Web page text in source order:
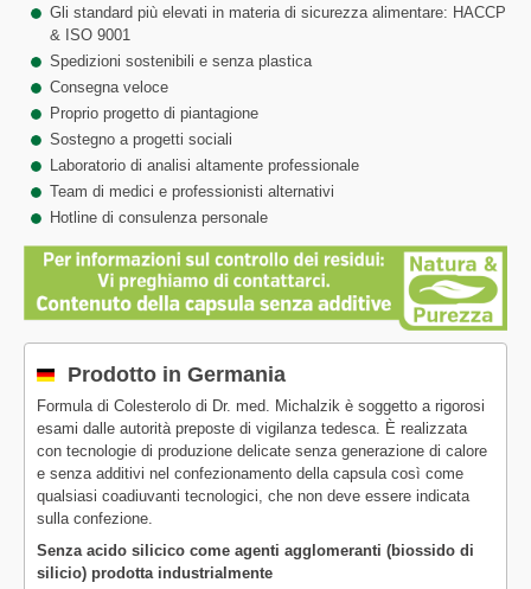
Gli standard più elevati in materia di sicurezza alimentare: HACCP
& ISO 9001
Spedizioni sostenibili e senza plastica
Consegna veloce
Proprio progetto di piantagione
Sostegno a progetti sociali
Laboratorio di analisi altamente professionale
Team di medici e professionisti alternativi
Hotline di consulenza personale
Prodotto in Germania
Formula di Colesterolo di Dr. med. Michalzik è soggetto a rigorosi
esami dalle autorità preposte di vigilanza tedesca. È realizzata
con tecnologie di produzione delicate senza generazione di calore
e senza additivi nel confezionamento della capsula così come
qualsiasi coadiuvanti tecnologici, che non deve essere indicata
sulla confezione.
Senza acido silicico come agenti agglomeranti (biossido di
silicio) prodotta industrialmente